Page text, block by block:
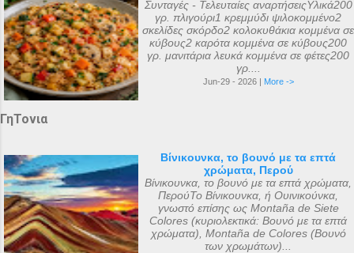
Συνταγές - Τελευταίες αναρτήσειςΥλικά200
γρ. πλιγούρι1 κρεμμύδι ψιλοκομμένο2
σκελίδες σκόρδο2 κολοκυθάκια κομμένα σε
κύβους2 καρότα κομμένα σε κύβους200
γρ. μανιτάρια λευκά κομμένα σε φέτες200
γρ....
Jun-29 - 2026 | More ->
ΓηΤονια
Βίνικουνκα, το βουνό με τα επτά
χρώματα, Περού
Βίνικουνκα, το βουνό με τα επτά χρώματα,
ΠερούΤο Βίνικουνκα, ή Ουινικούνκα,
γνωστό επίσης ως Montaña de Siete
Colores (κυριολεκτικά: Βουνό με τα επτά
χρώματα), Montaña de Colores (Βουνό
των χρωμάτων)...